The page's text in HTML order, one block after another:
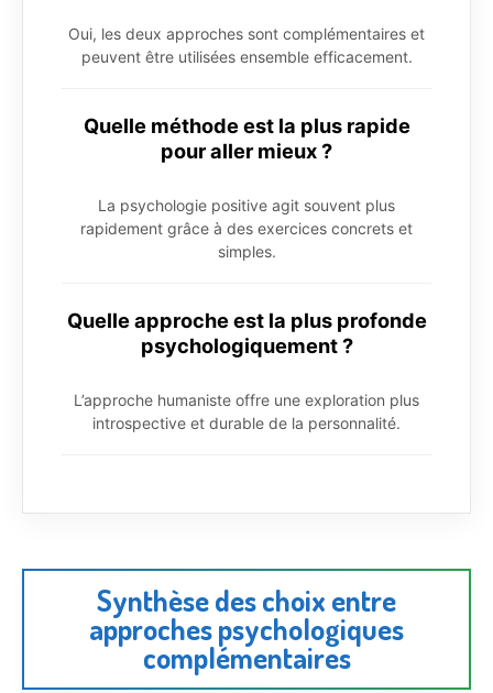
Oui, les deux approches sont complémentaires et
peuvent être utilisées ensemble efficacement.
Quelle méthode est la plus rapide
pour aller mieux ?
La psychologie positive agit souvent plus
rapidement grâce à des exercices concrets et
simples.
Quelle approche est la plus profonde
psychologiquement ?
L’approche humaniste offre une exploration plus
introspective et durable de la personnalité.
Synthèse des choix entre
approches psychologiques
complémentaires